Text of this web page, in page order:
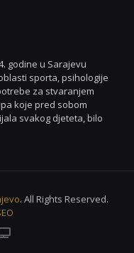
godine u Sarajevu
sporta, psihologije
za stvaranjem
koje pred sobom
svakog djeteta, bilo
. All Rights Reserved.